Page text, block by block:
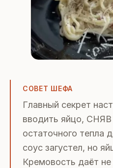
СОВЕТ ШЕФА
Главный секрет
вводить яйцо, СНЯВ
остаточного тепла
соус загустел, но
Кремовость даёт